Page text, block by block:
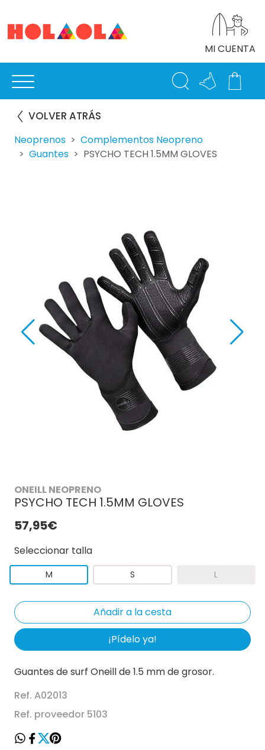
MI CUENTA
VOLVER ATRÁS
Neoprenos
Complementos Neopreno
Guantes
PSYCHO TECH 1.5MM GLOVES
ONEILL NEOPRENO
PSYCHO TECH 1.5MM GLOVES
57,95€
Seleccionar talla
M S L
¡Pídelo ya!
Guantes de surf Oneill de 1.5 mm de grosor.
Ref. A02013
Ref. proveedor 5103